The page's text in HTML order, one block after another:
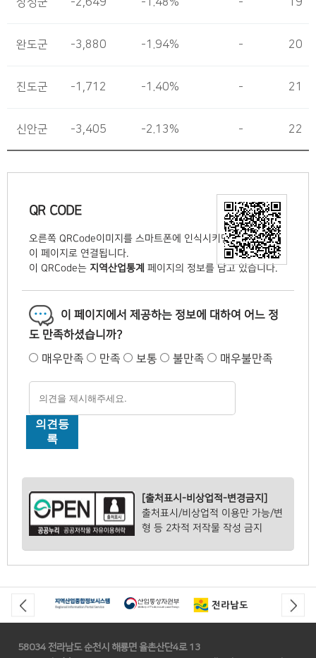
완도군 -3,880 -1.94% - 20
진도군 -1,712 -1.40% - 21
신안군 -3,405 -2.13% - 22
QR CODE
오른쪽 QRCode이미지를 스마트폰에 인식시키면서 자동으로
이 페이지로 연결됩니다.
이 QRCode는 지역산업통계 페이지의 정보를 담고 있습니다.
이 페이지에서 제공하는 정보에 대하여 어느 정
도 만족하셨습니까?
매우만족
만족 보통 불만족 매우불만족
의견등
록
[출처표시-비상업적-변경금지]
출처표시/비상업적 이용만 가능/변
형 등 2차적 저작물 작성 금지
58034 전라남도 순천시 해룡면 율촌산단4로 13